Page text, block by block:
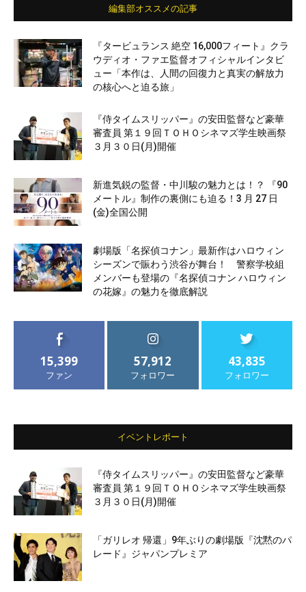
編集部オススメの記事
『タービュランス 絶空 16,000フィート』クラ
ウディオ・ファエ監督オフィシャルインタビ
ュー「本作は、人間の回復力と真実の解放力
の核心へと迫る旅」
『侍タイムスリッパー』の安田監督など豪華
審査員 第１９回ＴＯＨＯシネマズ学生映画祭
３月３０日(月)開催
新進気鋭の監督・中川駿の魅力とは！？ 『90
メートル』制作の裏側にも迫る！3 月 27 日
(金)全国公開
劇場版「名探偵コナン」最新作はハロウィン
シーズンで賑わう渋谷が舞台！ 警察学校組
メンバーも登場の『名探偵コナン ハロウィン
の花嫁』の魅力を徹底解説
15,399
ファン
57,912
フォロワー
43,835
フォロワー
イベントレポート
『侍タイムスリッパー』の安田監督など豪華
審査員 第１９回ＴＯＨＯシネマズ学生映画祭
３月３０日(月)開催
「ガリレオ 帰還」9年ぶりの劇場版『沈黙のパ
レード』ジャパンプレミア